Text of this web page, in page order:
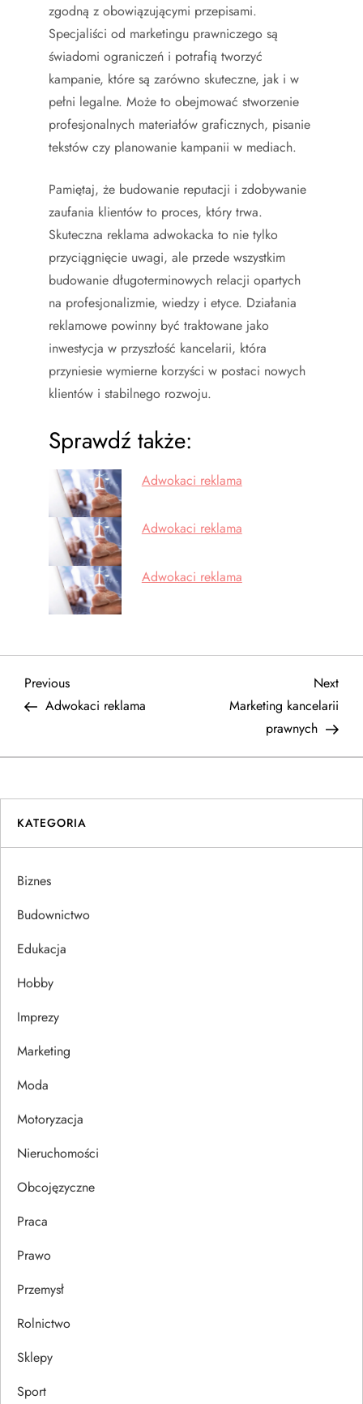
zgodną z obowiązującymi przepisami.
Specjaliści od marketingu prawniczego są
świadomi ograniczeń i potrafią tworzyć
kampanie, które są zarówno skuteczne, jak i w
pełni legalne. Może to obejmować stworzenie
profesjonalnych materiałów graficznych, pisanie
tekstów czy planowanie kampanii w mediach.
Pamiętaj, że budowanie reputacji i zdobywanie
zaufania klientów to proces, który trwa.
Skuteczna reklama adwokacka to nie tylko
przyciągnięcie uwagi, ale przede wszystkim
budowanie długoterminowych relacji opartych
na profesjonalizmie, wiedzy i etyce. Działania
reklamowe powinny być traktowane jako
inwestycja w przyszłość kancelarii, która
przyniesie wymierne korzyści w postaci nowych
klientów i stabilnego rozwoju.
Sprawdź także:
Adwokaci reklama
Adwokaci reklama
Adwokaci reklama
N
w
i
g
a
c
j
a
w
p
i
s
u
Previous
Post
Previous
Adwokaci reklama
Next
Next
Marketing kancelarii
prawnych
KATEGORIA
Biznes
Budownictwo
Edukacja
Hobby
Imprezy
Marketing
Moda
Motoryzacja
Nieruchomości
Obcojęzyczne
Praca
Prawo
Przemysł
Rolnictwo
Sklepy
Sport